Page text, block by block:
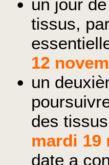
un jour
tissus,
12
un
des
mardi 19
date a